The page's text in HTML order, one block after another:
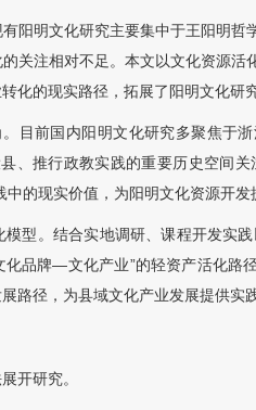
阳明文化研究主要集中于王阳明哲
关注相对不足。本文以文化资源活
化的现实路径，拓展了阳明文化研
目前国内阳明文化研究多聚焦于
、推行政教实践的重要历史空间
的现实价值，为阳明文化资源开发
型。结合实地调研、课程开发实
牌—文化产业”的轻资产活化路径
路径，为县域文化产业发展提供实践
开研究。